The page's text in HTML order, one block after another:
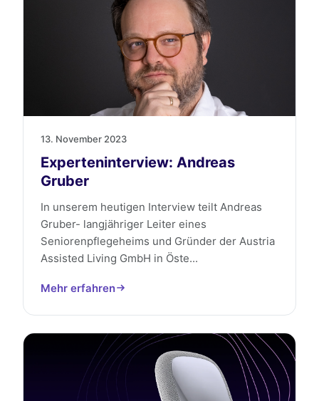
13. November 2023
Experteninterview: Andreas
Gruber
In unserem heutigen Interview teilt Andreas
Gruber- langjähriger Leiter eines
Seniorenpflegeheims und Gründer der Austria
Assisted Living GmbH in Öste...
Mehr erfahren